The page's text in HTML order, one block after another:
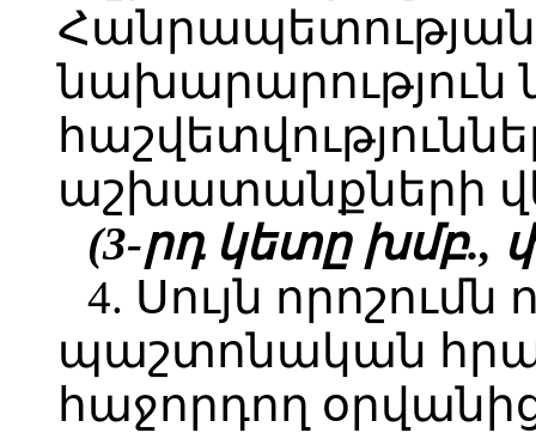
նախարարություն
աշխատանքների
(3-րդ կետը խմբ.,
4. Սույն որոշումն
պաշտոնական
հաջորդող